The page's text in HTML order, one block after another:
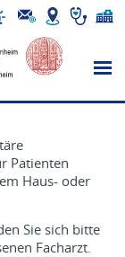
Patienten
Haus- oder
Sie sich bitte
Facharzt.